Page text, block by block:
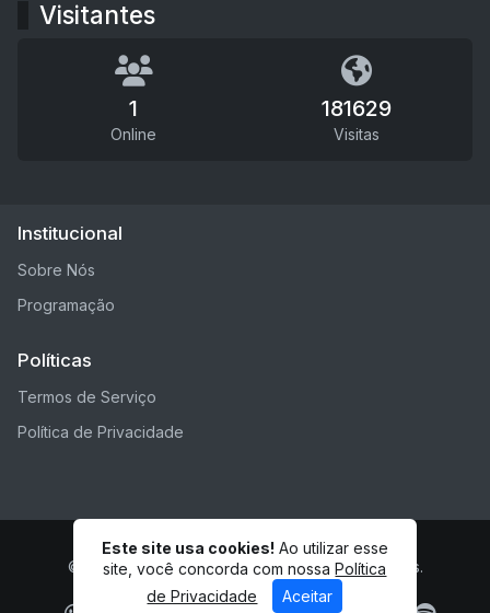
Visitantes
1
Online
181629
Visitas
Institucional
Sobre Nós
Programação
Políticas
Termos de Serviço
Política de Privacidade
© Rádio 4estrela - Todos os direitos reservados.
Este site usa cookies! Ao utilizar esse
site, você concorda com nossaPolítica
de Privacidade
Aceitar